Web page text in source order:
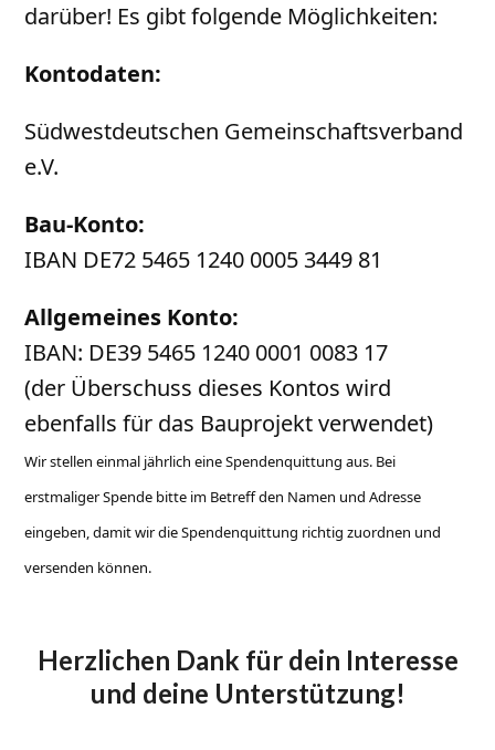
darüber! Es gibt folgende Möglichkeiten:
Kontodaten:
Südwestdeutschen Gemeinschaftsverband
e.V.
Bau-Konto:
IBAN DE72 5465 1240 0005 3449 81
Allgemeines Konto:
IBAN: DE39 5465 1240 0001 0083 17
(der Überschuss dieses Kontos wird
ebenfalls für das Bauprojekt verwendet)
Wir stellen einmal jährlich eine Spendenquittung aus. Bei
erstmaliger Spende bitte im Betreff den Namen und Adresse
eingeben, damit wir die Spendenquittung richtig zuordnen und
versenden können.
Herzlichen Dank für dein Interesse
und deine Unterstützung!